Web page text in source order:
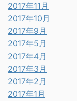
2017年11月
2017年10月
2017年9月
2017年5月
2017年4月
2017年3月
2017年2月
2017年1月